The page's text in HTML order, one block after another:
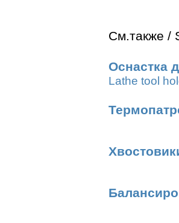
См.также /
Оснастка
Lathe tool